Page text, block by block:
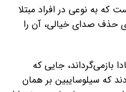
که به نوعی در افراد مبتلا
حذف صدای خیالی، آن را
بازمی‌گرداند، جایی که
که سیلوسایبین بر همان